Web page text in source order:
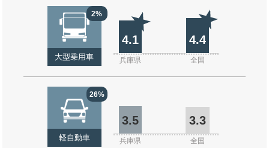
2%
大型乗用車
4.1 4.4
兵庫県 全国
26%
軽自動車
3.5 3.3
兵庫県 全国